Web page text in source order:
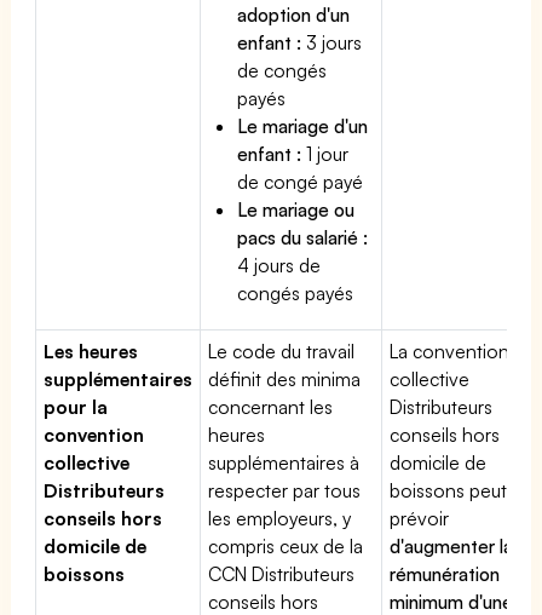
adoption d'un
enfant : 3 jours
de congés
payés
Le mariage d'un
enfant : 1 jour
de congé payé
Le mariage ou
pacs du salarié :
4 jours de
congés payés
Les heures
supplémentaires
pour la
convention
collective
Distributeurs
conseils hors
domicile de
boissons
Le code du travail
définit des minima
concernant les
heures
supplémentaires à
respecter par tous
les employeurs, y
compris ceux de la
CCN Distributeurs
conseils hors
La convention
collective
Distributeurs
conseils hors
domicile de
boissons peut
prévoir
d'augmenter la
rémunération
minimum d'une